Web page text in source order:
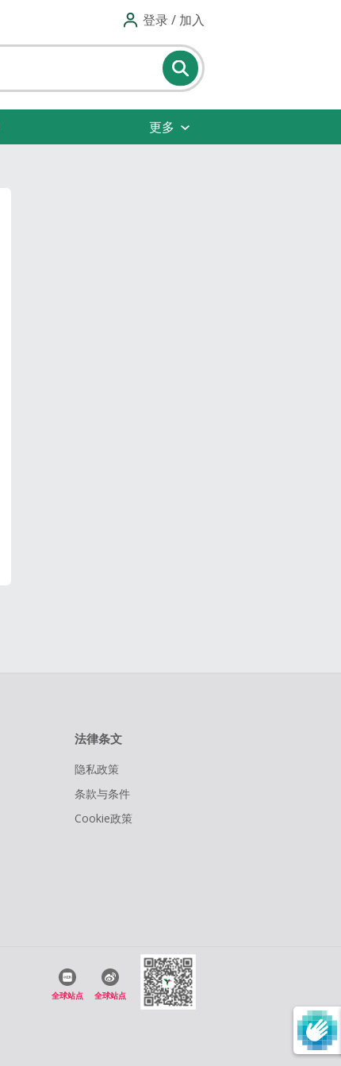
登录 / 加入
更多
法律条文
隐私政策
条款与条件
Cookie政策
全球站点 全球站点